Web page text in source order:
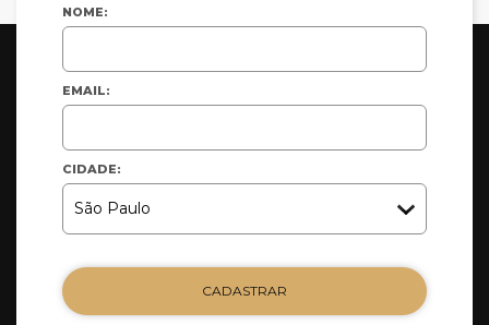
NOME:
EMAIL:
CIDADE:
CADASTRAR